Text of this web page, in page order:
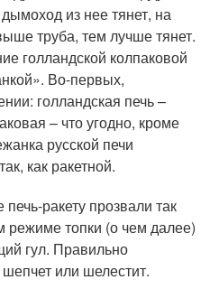
из нее тянет, на
труба, тем лучше тянет.
голландской колпаковой
Во-первых,
голландская печь –
– что угодно, кроме
русской печи
как ракетной.
ракету прозвали так
режиме топки (о чем далее)
гул. Правильно
или шелестит.